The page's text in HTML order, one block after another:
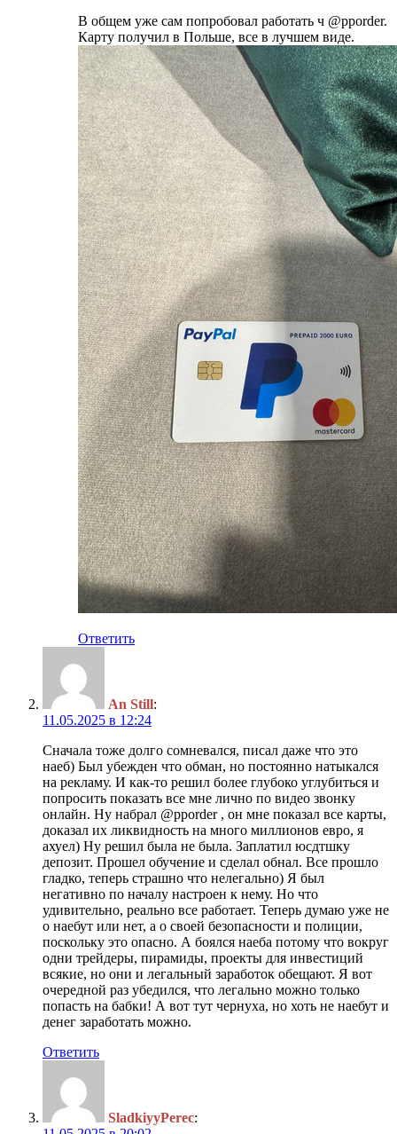
В общем уже сам попробовал работать ч @pporder.
Карту получил в Польше, все в лучшем виде.
Ответить
An Still:
11.05.2025 в 12:24
Сначала тоже долго сомневался, писал даже что это
наеб) Был убежден что обман, но постоянно натыкался
на рекламу. И как-то решил более глубоко углубиться и
попросить показать все мне лично по видео звонку
онлайн. Ну набрал @pporder , он мне показал все карты,
доказал их ликвидность на много миллионов евро, я
ахуел) Ну решил была не была. Заплатил юсдтшку
депозит. Прошел обучение и сделал обнал. Все прошло
гладко, теперь страшно что нелегально) Я был
негативно по началу настроен к нему. Но что
удивительно, реально все работает. Теперь думаю уже не
о наебут или нет, а о своей безопасности и полиции,
поскольку это опасно. А боялся наеба потому что вокруг
одни трейдеры, пирамиды, проекты для инвестиций
всякие, но они и легальный заработок обещают. Я вот
очередной раз убедился, что легально можно только
попасть на бабки! А вот тут чернуха, но хоть не наебут и
денег заработать можно.
Ответить
SladkiyyPerec: